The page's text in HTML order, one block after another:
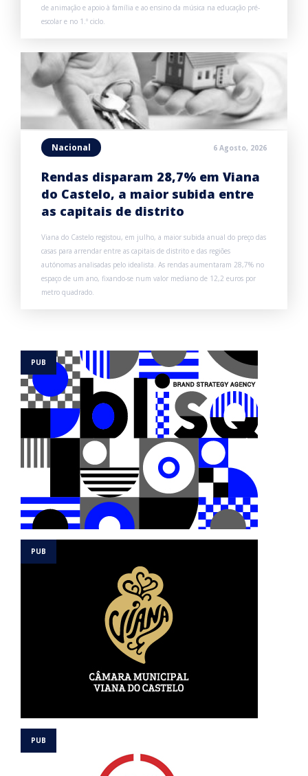
de animação e apoio à família e ao ensino da música na educação pré-
escolar e no 1.º ciclo.
Nacional 6 Agosto, 2026
Rendas disparam 28,7% em Viana
do Castelo, a maior subida entre
as capitais de distrito
Viana do Castelo registou, em julho, a maior subida anual do preço das
casas para arrendar entre as capitais de distrito e das regiões
autónomas analisadas pelo idealista. As rendas aumentaram 28,7% no
espaço de um ano, fixando-se num valor mediano de 12,2 euros por
metro quadrado.